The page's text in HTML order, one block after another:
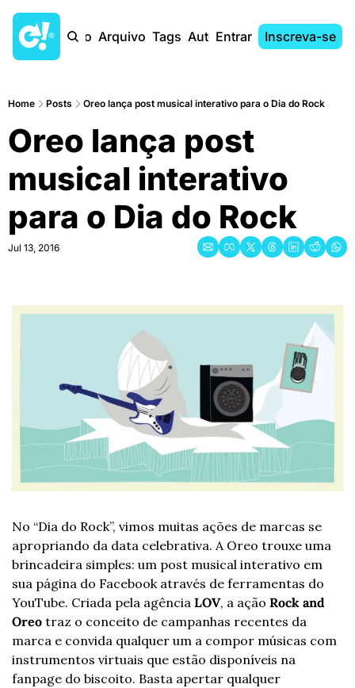
Início Arquivo Tags AutoresEntrar Inscreva-se
Home Posts Oreo lança post musical interativo para o Dia do Rock
Oreo lança post
musical interativo
para o Dia do Rock
Jul 13, 2016
No “Dia do Rock”, vimos muitas ações de marcas se
apropriando da data celebrativa. A Oreo trouxe uma
brincadeira simples: um post musical interativo em
sua página do Facebook através de ferramentas do
YouTube. Criada pela agência LOV, a ação Rock and
Oreo traz o conceito de campanhas recentes da
marca e convida qualquer um a compor músicas com
instrumentos virtuais que estão disponíveis na
fanpage do biscoito. Basta apertar qualquer